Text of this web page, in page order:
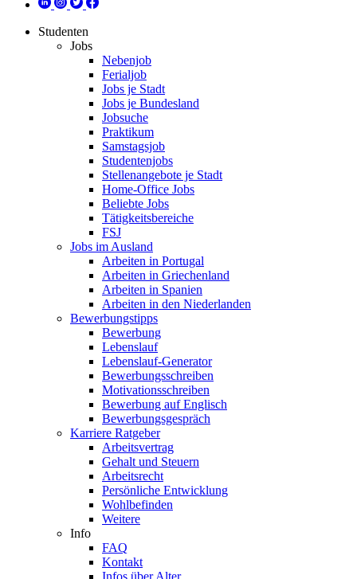
Studenten
Jobs
Nebenjob
Ferialjob
Jobs je Stadt
Jobs je Bundesland
Jobsuche
Praktikum
Samstagsjob
Studentenjobs
Stellenangebote je Stadt
Home-Office Jobs
Beliebte Jobs
Tätigkeitsbereiche
FSJ
Jobs im Ausland
Arbeiten in Portugal
Arbeiten in Griechenland
Arbeiten in Spanien
Arbeiten in den Niederlanden
Bewerbungstipps
Bewerbung
Lebenslauf
Lebenslauf-Generator
Bewerbungsschreiben
Motivationsschreiben
Bewerbung auf Englisch
Bewerbungsgespräch
Karriere Ratgeber
Arbeitsvertrag
Gehalt und Steuern
Arbeitsrecht
Persönliche Entwicklung
Wohlbefinden
Weitere
Info
FAQ
Kontakt
Infos über Alter